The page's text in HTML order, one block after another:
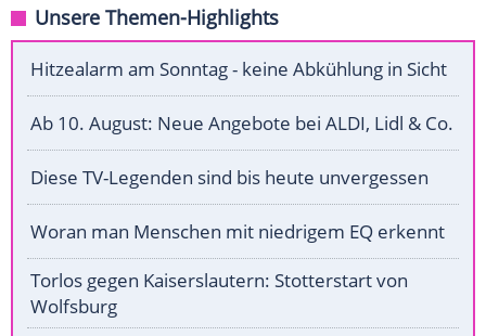
Unsere Themen-Highlights
Hitzealarm am Sonntag - keine Abkühlung in Sicht
Ab 10. August: Neue Angebote bei ALDI, Lidl & Co.
Diese TV-Legenden sind bis heute unvergessen
Woran man Menschen mit niedrigem EQ erkennt
Torlos gegen Kaiserslautern: Stotterstart von
Wolfsburg